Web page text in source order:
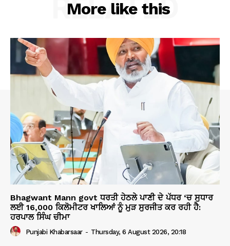
More like this
RELATED
Bhagwant Mann govt ਧਰਤੀ ਹੇਠਲੇ ਪਾਣੀ ਦੇ ਪੱਧਰ ‘ਚ ਸੁਧਾਰ
ਲਈ 16,000 ਕਿਲੋਮੀਟਰ ਖਾਲਿਆਂ ਨੂੰ ਮੁੜ ਸੁਰਜੀਤ ਕਰ ਰਹੀ ਹੈ:
ਹਰਪਾਲ ਸਿੰਘ ਚੀਮਾ
Punjabi Khabarsaar - Thursday, 6 August 2026, 20:18